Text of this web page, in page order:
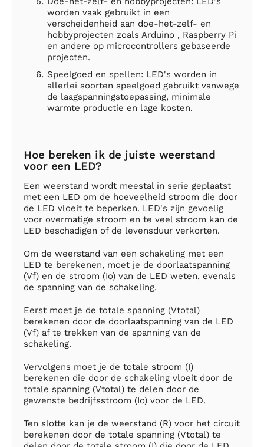
worden vaak gebruikt in een
verscheidenheid aan doe-het-zelf- en
hobbyprojecten zoals Arduino , Raspberry Pi
en andere op microcontrollers gebaseerde
projecten.
Speelgoed en spellen: LED's worden in
allerlei soorten speelgoed gebruikt vanwege
de laagspanningstoepassing, minimale
warmte productie en lage kosten.
Hoe bereken ik de juiste weerstand
voor een LED?
Een weerstand wordt meestal in serie geplaatst
met een LED om de hoeveelheid stroom die door
de LED vloeit te beperken. LED's zijn gevoelig
voor overmatige stroom en te veel stroom kan de
LED beschadigen of de levensduur verkorten.
Om de weerstand van een schakeling met een
LED te berekenen, moet je de doorlaatspanning
(Vf) en de stroom (Io) van de LED weten, evenals
de spanning van de schakeling.
Eerst moet je de totale spanning (Vtotal)
berekenen door de doorlaatspanning van de LED
(Vf) af te trekken van de spanning van de
schakeling.
Vervolgens moet je de totale stroom (I)
berekenen die door de schakeling vloeit door de
totale spanning (Vtotal) te delen door de
gewenste bedrijfsstroom (Io) voor de LED.
Ten slotte kan je de weerstand (R) voor het circuit
berekenen door de totale spanning (Vtotal) te